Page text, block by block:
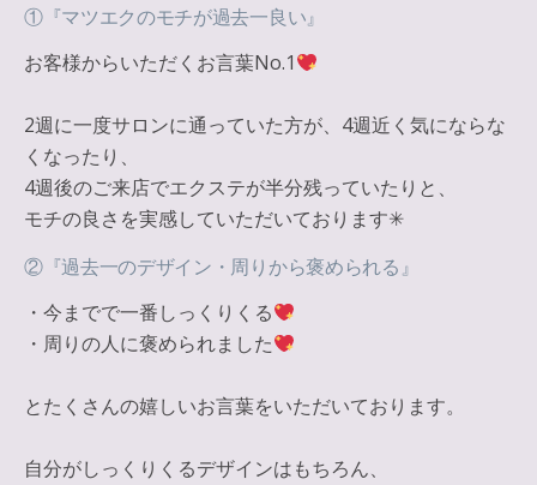
①『マツエクのモチが過去一良い』
お客様からいただくお言葉No.1
2週に一度サロンに通っていた方が、4週近く気にならな
くなったり、
4週後のご来店でエクステが半分残っていたりと、
モチの良さを実感していただいております✳︎
②『過去一のデザイン・周りから褒められる』
・今までで一番しっくりくる
・周りの人に褒められました
とたくさんの嬉しいお言葉をいただいております。
自分がしっくりくるデザインはもちろん、